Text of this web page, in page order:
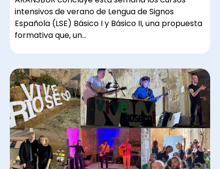
intensivos de verano de Lengua de Signos
Española (LSE) Básico I y Básico II, una propuesta
formativa que, un…